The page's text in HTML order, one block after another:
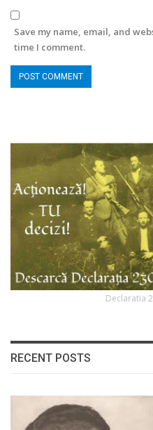
Save my name, email, and
time I comment.
Declaratia
RECENT POSTS